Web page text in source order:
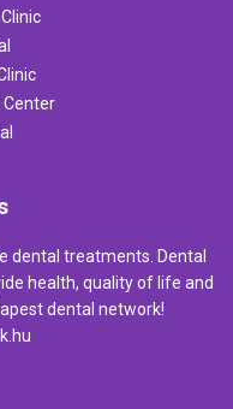
dental treatments. Dental
health, quality of life and
dental network!